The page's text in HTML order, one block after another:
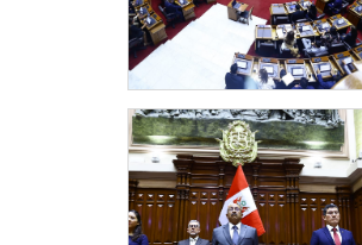
que deslegitimaría los
señala el documento.
Por su parte, Alex Flores
cuando el Gobierno tenía
internacionales lo han
elecciones han sido libres,
Para su colega de